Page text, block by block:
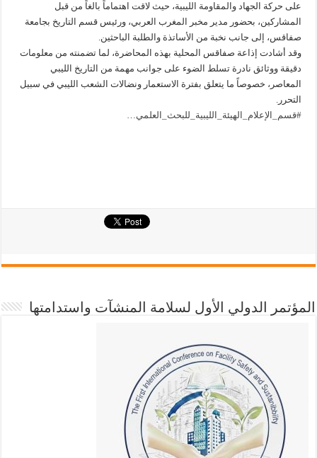
على حركة الجهاد والمقاومة الليبية، حيث لاقت اهتماماً بالغاً من قبل
المشاركين، بحضور مدير مخبر المغرب العربي، ورئيس قسم التاريخ بجامعة
صفاقس، إلى جانب نخبة من الأساتذة والطلبة الباحثين.
وقد أشادت إذاعة صفاقس المحلية بهذه المحاضرة، لما تضمنته من معلومات
دقيقة ووثائق نادرة تسلط الضوء على جوانب مهمة من التاريخ الليبي
المعاصر، خصوصاً ما يتعلق بفترة الاستعمار ونضالات الشعب الليبي في سبيل
التحرر.
#قسم_الإعلام_الهيئة_الليبية_للبحث_العلمي…
المؤتمر الدولي الأول لسلامة المنشآت واستدامتها